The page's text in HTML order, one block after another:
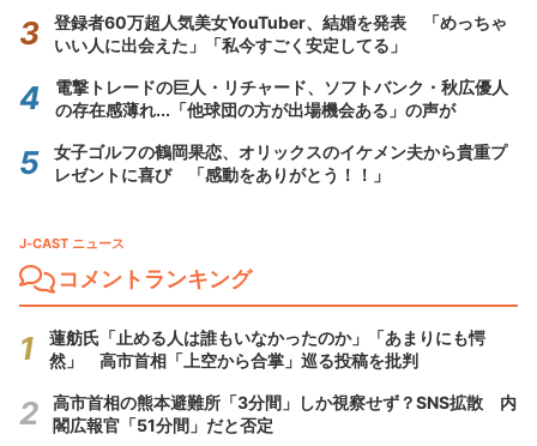
登録者60万超人気美女YouTuber、結婚を発表 「めっちゃ
いい人に出会えた」「私今すごく安定してる」
電撃トレードの巨人・リチャード、ソフトバンク・秋広優人
の存在感薄れ...「他球団の方が出場機会ある」の声が
女子ゴルフの鶴岡果恋、オリックスのイケメン夫から貴重プ
レゼントに喜び 「感動をありがとう！！」
J-CAST ニュース
コメントランキング
蓮舫氏「止める人は誰もいなかったのか」「あまりにも愕
然」 高市首相「上空から合掌」巡る投稿を批判
高市首相の熊本避難所「3分間」しか視察せず？SNS拡散 内
閣広報官「51分間」だと否定